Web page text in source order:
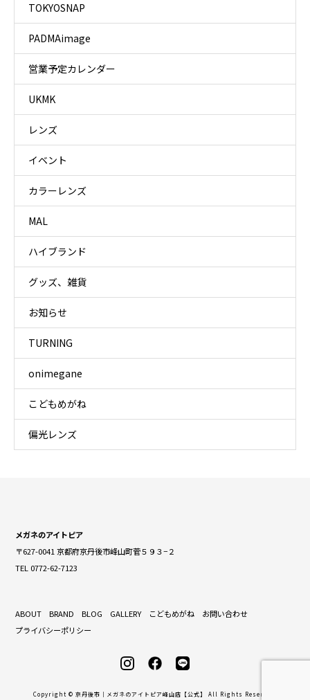
TOKYOSNAP
PADMAimage
営業予定カレンダー
UKMK
レンズ
イベント
カラーレンズ
MAL
ハイブランド
グッズ、雑貨
お知らせ
TURNING
onimegane
こどもめがね
偏光レンズ
メガネのアイトピア
〒627-0041 京都府京丹後市峰山町菅５９３−２
TEL 0772-62-7123
ABOUT BRAND BLOG GALLERY こどもめがね
お問い合わせ
プライバシーポリシー
Copyright © 京丹後市｜メガネのアイトピア峰山店【公式】 All Rights Reserved.